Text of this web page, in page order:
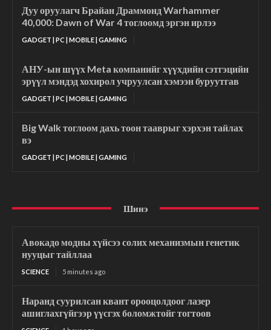
Дуу оруулагч Брайан Драммонд Warhammer
40,000: Dawn of War 4 тоглоомд эргэн ирлээ
GADGET | PC | MOBILE | GAMING
АНУ-ын шүүх Meta компанийг хүүхдийн сэтгэцийн
эрүүл мэндэд хохирол учруулсан хэмээн буруутгав
GADGET | PC | MOBILE | GAMING
Big Walk тоглоом дахь тоон тааврыг хэрхэн тайлах
вэ
GADGET | PC | MOBILE | GAMING
Шинэ
Авокадо модны хүйсээ солих механизмын генетик
нууцыг тайллаа
SCIENCE 5 minutes ago
Наранд суурилсан квант орооцолдоог лазер
ашиглахгүйгээр үүсгэх боломжтойг тогтоов